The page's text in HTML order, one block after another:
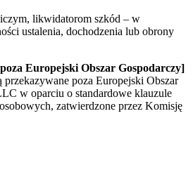
likwidatorom szkód – w
ustalenia, dochodzenia lub obrony
Europejski Obszar Gospodarczy]
przekazywane poza Europejski Obszar
w oparciu o standardowe klauzule
zatwierdzone przez Komisję